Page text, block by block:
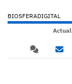
BIOSFERADIGITAL